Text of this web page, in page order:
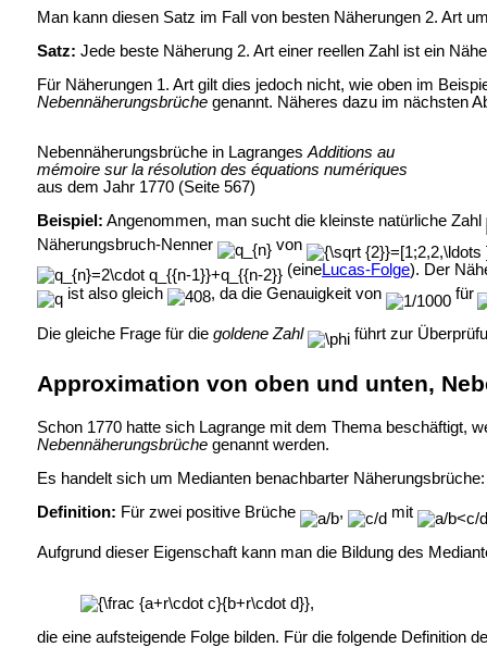
Man kann diesen Satz im Fall von besten Näherungen 2. Art
Satz: Jede beste Näherung 2. Art einer reellen Zahl ist ein
Für Näherungen 1. Art gilt dies jedoch nicht, wie oben im
Nebennäherungsbrüchegenannt. Näheres dazu im nächsten
Nebennäherungsbrüche in LagrangesAdditions au
mémoire sur la résolution des équations numériques
aus dem Jahr 1770 (Seite 567)
Beispiel: Angenommen, man sucht die kleinste natürliche Zahl
Näherungsbruch-Nenner
von
(eineLucas-Folge). Der
ist also gleich
, da die Genauigkeit von für
Die gleiche Frage für die goldene Zahl führt zur
Approximation von oben und unten,
Schon 1770 hatte sich Lagrange mit dem Thema beschäftigt,
Nebennäherungsbrüchegenannt werden.
Es handelt sich um Medianten benachbarter Näherungsbrüche:
Definition: Für zwei positive Brüche , mit
Aufgrund dieser Eigenschaft kann man die Bildung des
die eine aufsteigende Folge bilden. Für die folgende Definition